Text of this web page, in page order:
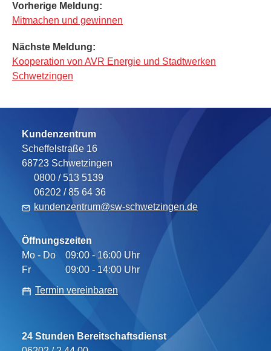
Beitragsnavigation
Vorherige Meldung:
Mitmachen und gewinnen
Nächste Meldung:
Kooperation von AVR Energie und Stadtwerken
Schwetzingen
Kundenzentrum
Scheffelstraße 16
68723 Schwetzingen
Telefon:
0800 / 513 5139
Fax:06202 / 85 64 36
kundenzentrum@sw-schwetzingen.de
Öffnungszeiten
Mo - Do
09:00 - 16:00 Uhr
Fr
09:00 - 14:00 Uhr
Termin vereinbaren
24 Stunden Bereitschaftsdienst